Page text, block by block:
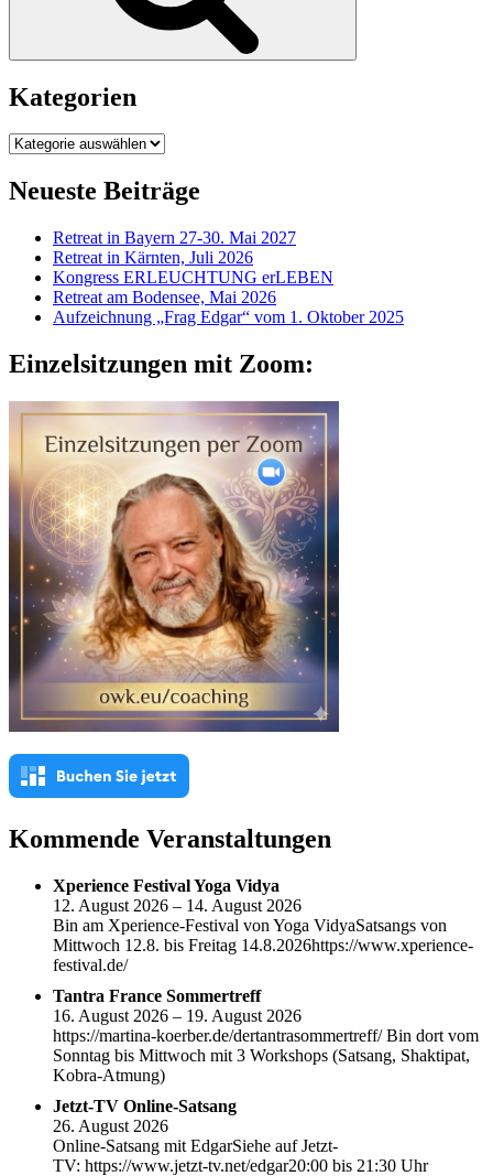
Kategorien
Kategorien
Neueste Beiträge
Retreat in Bayern 27-30. Mai 2027
Retreat in Kärnten, Juli 2026
Kongress ERLEUCHTUNG erLEBEN
Retreat am Bodensee, Mai 2026
Aufzeichnung „Frag Edgar“ vom 1. Oktober 2025
Einzelsitzungen mit Zoom:
Kommende Veranstaltungen
Xperience Festival Yoga Vidya
12. August 2026 – 14. August 2026
Bin am Xperience-Festival von Yoga VidyaSatsangs von
Mittwoch 12.8. bis Freitag 14.8.2026https://www.xperience-
festival.de/
Tantra France Sommertreff
16. August 2026 – 19. August 2026
https://martina-koerber.de/dertantrasommertreff/ Bin dort vom
Sonntag bis Mittwoch mit 3 Workshops (Satsang, Shaktipat,
Kobra-Atmung)
Jetzt-TV Online-Satsang
26. August 2026
Online-Satsang mit EdgarSiehe auf Jetzt-
TV: https://www.jetzt-tv.net/edgar20:00 bis 21:30 Uhr